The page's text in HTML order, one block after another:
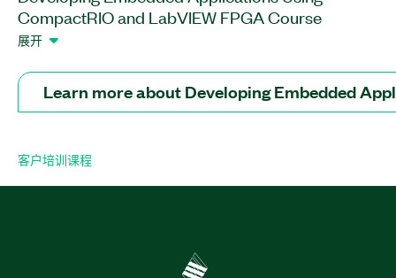
CompactRIO and LabVIEW FPGA Course
Course 可協助您使用LabVIEW Real-Time 與
CompactRIO 單卡式控制器等開發嵌入式監控應
用。在本課程結束時您將了解如何將嵌入式系統需
記錄或監控應用設計、部署和復制 FPGA 程式碼。
Developing Embedded Applications Using
興趣的開發人員。建議先修課程具備LabVIEW開發
展开
Learn more about Developing Embedded
客户培训课程